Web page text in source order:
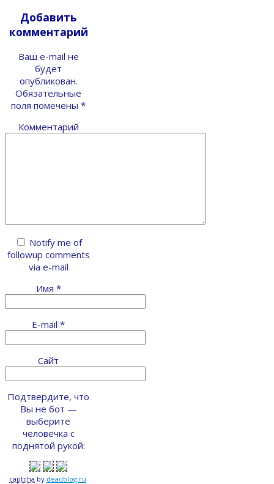
Добавить
комментарий
Ваш e-mail не
будет
опубликован.
Обязательные
поля помечены *
Комментарий
Notify me of
followup comments
via e-mail
Имя *
E-mail *
Сайт
Подтвердите, что
Вы не бот —
выберите
человечка с
поднятой рукой:
captcha by deadblog.ru